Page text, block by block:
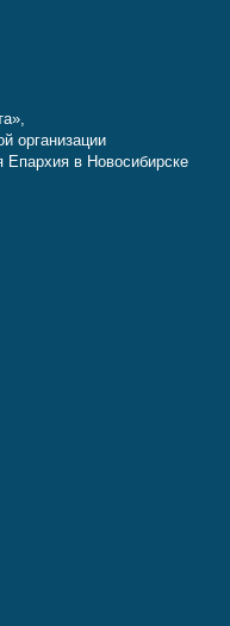
организации
Епархия в Новосибирске